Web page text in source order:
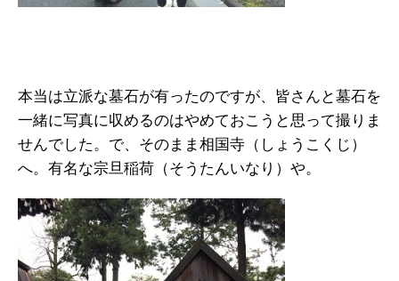
本当は立派な墓石が有ったのですが、皆さんと墓石を
一緒に写真に収めるのはやめておこうと思って撮りま
せんでした。で、そのまま相国寺（しょうこくじ）
へ。有名な宗旦稲荷（そうたんいなり）や。